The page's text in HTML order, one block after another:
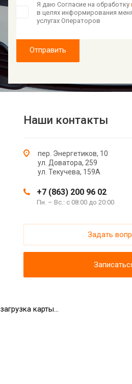
Я даю Согласие на обработку
в целях информирования
услугах Операторов
Отправить
Наши контакты
пер. Энергетиков, 10
ул. Доватора, 259
ул. Текучева, 159А
+7 (863) 200 96 02
Пн. – Вс.: с 08:00 до 20:00
Задать
загрузка карты...